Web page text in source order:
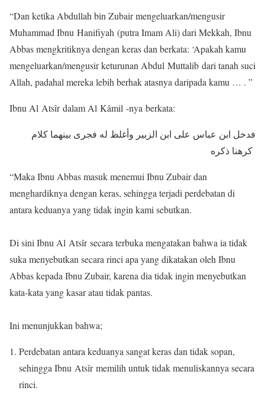
“Dan ketika Abdullah bin Zubair mengeluarkan/mengusir
Muhammad Ibnu Hanifiyah (putra Imam Ali) dari Mekkah, Ibnu
Abbas mengkritiknya dengan keras dan berkata: ‘Apakah kamu
mengeluarkan/mengusir keturunan Abdul Muttalib dari tanah suci
Allah, padahal mereka lebih berhak atasnya daripada kamu … . ”
Ibnu Al Atsîr dalam Al Kâmil -nya berkata:
فدخل ابن عباس على ابن الزبير وأغلظ له فجرى بينهما كلام
“Maka Ibnu Abbas masuk menemui Ibnu Zubair dan
menghardiknya dengan keras, sehingga terjadi perdebatan di
antara keduanya yang tidak ingin kami sebutkan.
Di sini Ibnu Al Atsîr secara terbuka mengatakan bahwa ia tidak
suka menyebutkan secara rinci apa yang dikatakan oleh Ibnu
Abbas kepada Ibnu Zubair, karena dia tidak ingin menyebutkan
kata-kata yang kasar atau tidak pantas.
Ini menunjukkan bahwa;
Perdebatan antara keduanya sangat keras dan tidak sopan,
sehingga Ibnu Atsîr memilih untuk tidak menuliskannya secara
rinci.